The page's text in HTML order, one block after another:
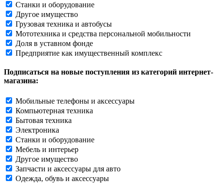
Станки и оборудование
Другое имущество
Грузовая техника и автобусы
Мототехника и средства персональной мобильности
Доля в уставном фонде
Предприятие как имущественный комплекс
Подписаться на новые поступления из категорий интернет-
магазина:
Мобильные телефоны и аксессуары
Компьютерная техника
Бытовая техника
Электроника
Станки и оборудование
Мебель и интерьер
Другое имущество
Запчасти и аксессуары для авто
Одежда, обувь и аксессуары